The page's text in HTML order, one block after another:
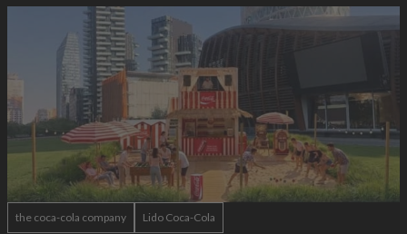
the coca-cola company Lido Coca-Cola